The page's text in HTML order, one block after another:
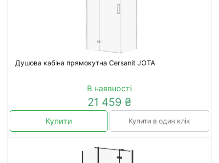
Душова кабіна прямокутна Cersanit JOTA
В наявності
21 459 ₴
Купити Купити в один клік